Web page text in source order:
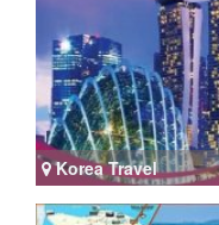
Korea Travel